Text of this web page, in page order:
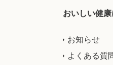
おいしい健
お知らせ
よくある質